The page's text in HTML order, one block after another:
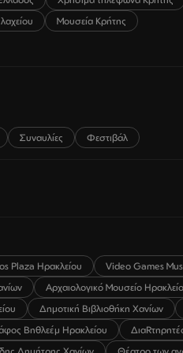
Μουσεία Κρήτης
Συναυλίες Φεστιβάλ
Plaza Ηρακλείου Video Games
Αρχαιολογικό Μουσείο
Δημοτική Βιβλιοθήκη Χανίων
Βηθλεέμ Ηρακλείου